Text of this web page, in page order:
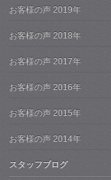
お客様の声 2019年
お客様の声 2018年
お客様の声 2017年
お客様の声 2016年
お客様の声 2015年
お客様の声 2014年
スタッフブログ